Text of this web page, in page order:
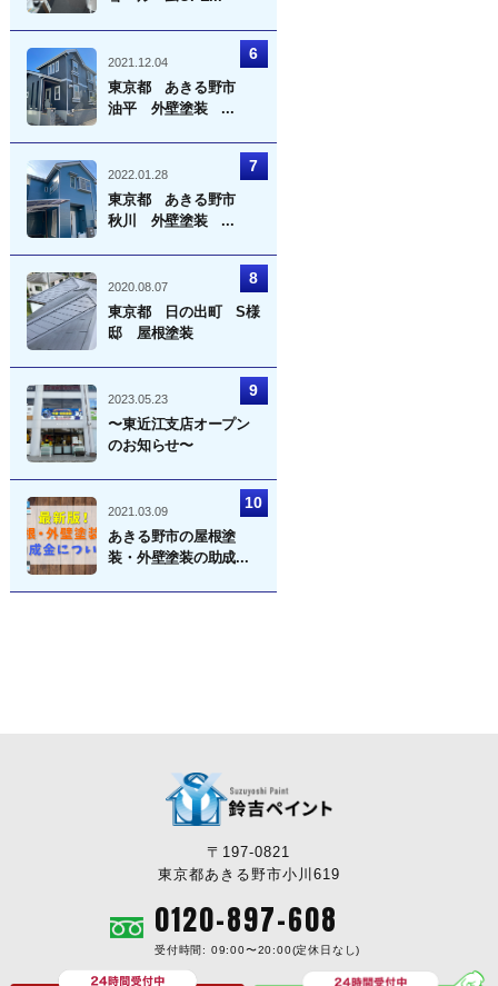
2021.12.04
東京都 あきる野市
油平 外壁塗装 ...
2022.01.28
東京都 あきる野市
秋川 外壁塗装 ...
2020.08.07
東京都 日の出町 S様
邸 屋根塗装
2023.05.23
〜東近江支店オープン
のお知らせ〜
2021.03.09
あきる野市の屋根塗
装・外壁塗装の助成...
〒197-0821
東京都あきる野市小川619
0120-897-608
受付時間: 09:00〜20:00(定休日なし)